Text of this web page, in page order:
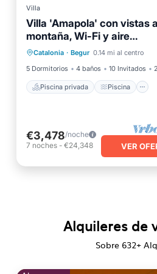
Villa
Villa 'Amapola' con vistas
montaña, Wi-Fi y aire
acondicionado
Catalonia · Begur 0.14 mi al centro
5 Dormitorios
4 baños 10 Invitados
Piscina privada Piscina
Piscina privada
Piscina
Balcón/Terraza
Cocina
€3,478/noche
7 noches - €24,348 VER
Alquileres de
Sobre 632+